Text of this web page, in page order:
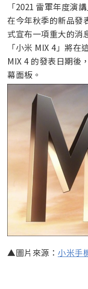
「2021 雷軍年度演
在今年秋季的新品發
式宣布一項重大的消
「小米 MIX 4」將
MIX 4 的發表日期後
幕面板。
▲圖片來源： 小米手